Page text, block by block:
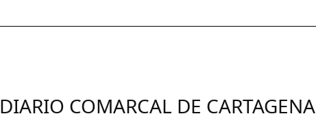
DIARIO COMARCAL DE CARTAGENA